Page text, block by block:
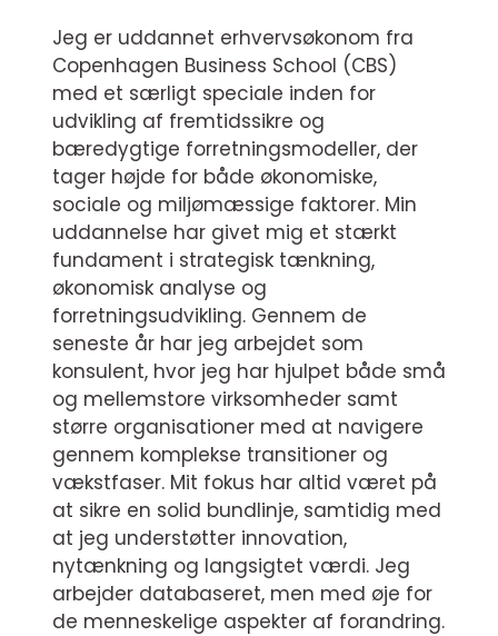
Jeg er uddannet erhvervsøkonom fra
Copenhagen Business School (CBS)
med et særligt speciale inden for
udvikling af fremtidssikre og
bæredygtige forretningsmodeller, der
tager højde for både økonomiske,
sociale og miljømæssige faktorer. Min
uddannelse har givet mig et stærkt
fundament i strategisk tænkning,
økonomisk analyse og
forretningsudvikling. Gennem de
seneste år har jeg arbejdet som
konsulent, hvor jeg har hjulpet både små
og mellemstore virksomheder samt
større organisationer med at navigere
gennem komplekse transitioner og
vækstfaser. Mit fokus har altid været på
at sikre en solid bundlinje, samtidig med
at jeg understøtter innovation,
nytænkning og langsigtet værdi. Jeg
arbejder databaseret, men med øje for
de menneskelige aspekter af forandring.